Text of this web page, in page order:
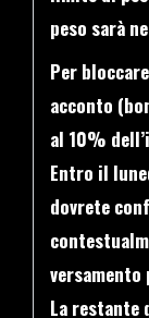
peso sarà
Per
acconto
al 10%
Entro il
dovrete
La restante